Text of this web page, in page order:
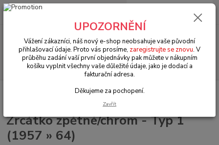
Menu
Hledat
+420 602 330 329
0 Kč
VW Brouk Typ 1 (1938 » 03) Interiér (Interior)
Zrcátko zpětné/chrom - Typ 1
(1957 » 64)
UPOZORNĚNÍ
Vážení zákazníci, náš nový e-shop neobsahuje vaše původní
přihlašovací údaje. Proto vás prosíme, zaregistrujte se znovu. V
průběhu zadání vaší první objednávky pak můžete v nákupním
košíku vyplnit všechny vaše důležité údaje, jako je dodací a
fakturační adresa.
Děkujeme za pochopení.
Zavřít